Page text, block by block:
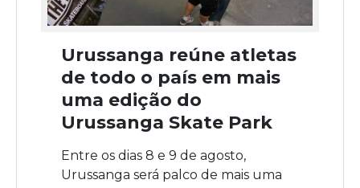
Urussanga reúne atletas
de todo o país em mais
uma edição do
Urussanga Skate Park
Entre os dias 8 e 9 de agosto,
Urussanga será palco de mais uma